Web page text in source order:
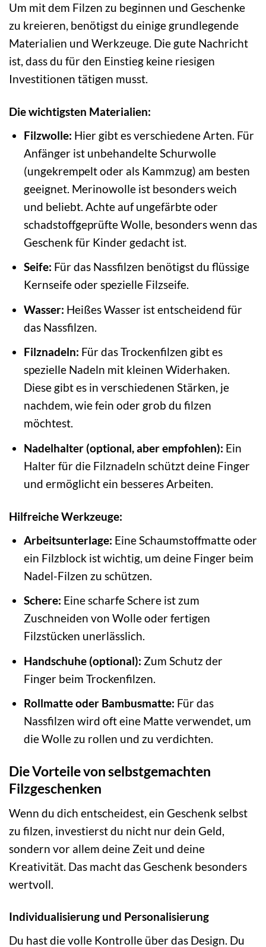
Um mit dem Filzen zu beginnen und Geschenke
zu kreieren, benötigst du einige grundlegende
Materialien und Werkzeuge. Die gute Nachricht
ist, dass du für den Einstieg keine riesigen
Investitionen tätigen musst.
Die wichtigsten Materialien:
Filzwolle: Hier gibt es verschiedene Arten. Für
Anfänger ist unbehandelte Schurwolle
(ungekrempelt oder als Kammzug) am besten
geeignet. Merinowolle ist besonders weich
und beliebt. Achte auf ungefärbte oder
schadstoffgeprüfte Wolle, besonders wenn das
Geschenk für Kinder gedacht ist.
Seife: Für das Nassfilzen benötigst du flüssige
Kernseife oder spezielle Filzseife.
Wasser: Heißes Wasser ist entscheidend für
das Nassfilzen.
Filznadeln: Für das Trockenfilzen gibt es
spezielle Nadeln mit kleinen Widerhaken.
Diese gibt es in verschiedenen Stärken, je
nachdem, wie fein oder grob du filzen
möchtest.
Nadelhalter (optional, aber empfohlen): Ein
Halter für die Filznadeln schützt deine Finger
und ermöglicht ein besseres Arbeiten.
Hilfreiche Werkzeuge:
Arbeitsunterlage: Eine Schaumstoffmatte oder
ein Filzblock ist wichtig, um deine Finger beim
Nadel-Filzen zu schützen.
Schere: Eine scharfe Schere ist zum
Zuschneiden von Wolle oder fertigen
Filzstücken unerlässlich.
Handschuhe (optional): Zum Schutz der
Finger beim Trockenfilzen.
Rollmatte oder Bambusmatte: Für das
Nassfilzen wird oft eine Matte verwendet, um
die Wolle zu rollen und zu verdichten.
Die Vorteile von selbstgemachten
Filzgeschenken
Wenn du dich entscheidest, ein Geschenk selbst
zu filzen, investierst du nicht nur dein Geld,
sondern vor allem deine Zeit und deine
Kreativität. Das macht das Geschenk besonders
wertvoll.
Individualisierung und Personalisierung
Du hast die volle Kontrolle über das Design. Du